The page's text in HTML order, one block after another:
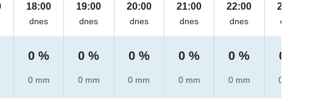
18:00
dnes
0 %
0 mm
19:00
dnes
0 %
0 mm
20:00
dnes
0 %
0 mm
21:00
dnes
0 %
0 mm
22:00
dnes
0 %
0 mm
23:00
dnes
0 %
0 mm